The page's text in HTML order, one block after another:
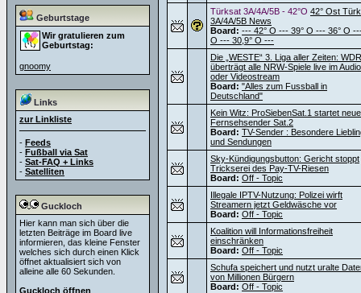
Geburtstage
Wir gratulieren zum
Geburtstag:
gnoomy
Links
zur Linkliste
- Feeds
- Fußball via Sat
- Sat-FAQ + Links
- Satelliten
Guckloch
Hier kann man sich über die
letzten Beiträge im Board live
informieren, das kleine Fenster
welches sich durch einen Klick
öffnet aktualisiert sich von
alleine alle 60 Sekunden.
Guckloch öffnen
Türksat 3A/4A/5B - 42°O 42° Ost
3A/4A/5B News
Board: --- 42° O --- 39° O --- 36° O
O --- 30,9° O ---
Die „WESTE“ 3. Liga aller Zeiten: WDR
überträgt alle NRW-Spiele live im
oder Videostream
Board: "Alles zum Fussball in
Deutschland"
Kein Witz: ProSiebenSat.1 startet
Fernsehsender Sat.2
Board: TV-Sender : Besondere
und Sendungen
Sky-Kündigungsbutton: Gericht stoppt
Trickserei des Pay-TV-Riesen
Board: Off - Topic
Illegale IPTV-Nutzung: Polizei wirft
Streamern jetzt Geldwäsche vor
Board: Off - Topic
Koalition will Informationsfreiheit
einschränken
Board: Off - Topic
Schufa speichert und nutzt uralte
von Millionen Bürgern
Board: Off - Topic